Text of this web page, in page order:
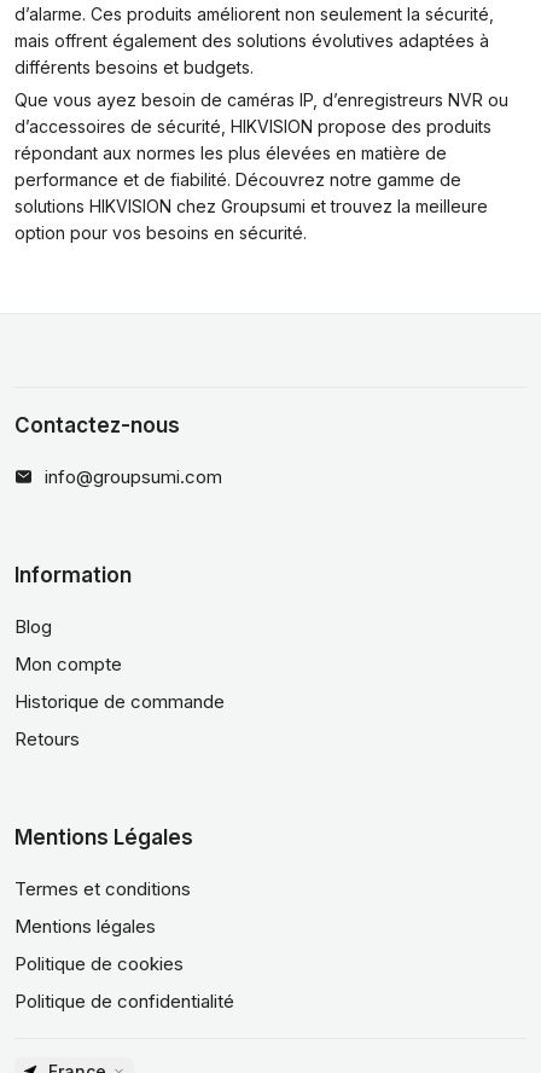
d’alarme. Ces produits améliorent non seulement la sécurité,
mais offrent également des solutions évolutives adaptées à
différents besoins et budgets.
Que vous ayez besoin de caméras IP, d’enregistreurs NVR ou
d’accessoires de sécurité, HIKVISION propose des produits
répondant aux normes les plus élevées en matière de
performance et de fiabilité. Découvrez notre gamme de
solutions HIKVISION chez Groupsumi et trouvez la meilleure
option pour vos besoins en sécurité.
Contactez-nous
info@groupsumi.com
Information
Blog
Mon compte
Historique de commande
Retours
Mentions Légales
Termes et conditions
Mentions légales
Politique de cookies
Politique de confidentialité